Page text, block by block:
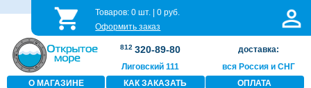
Товаров:0 шт. |0 руб.
Оформить заказ
812 320-89-80
Лиговский 111
доставка:
вся Россия и СНГ
О МАГАЗИНЕ
КАК ЗАКАЗАТЬ
ОПЛАТА